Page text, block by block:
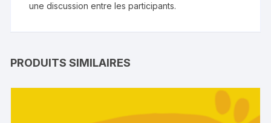
une discussion entre les participants.
PRODUITS SIMILAIRES